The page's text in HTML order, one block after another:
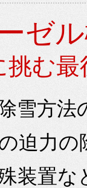
ゼ
挑む
雪方法
迫力の
装置